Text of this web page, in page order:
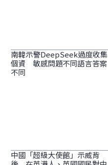
南韓示警DeepSeek過度收集
個資 敏感問題不同語言答案
不同
中國「超級大使館」示威背